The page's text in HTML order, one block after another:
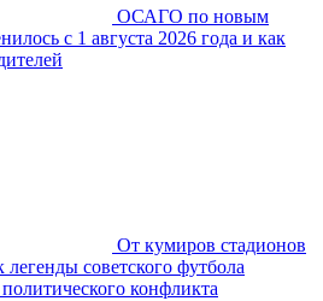
ОСАГО по новым
с 1 августа 2026 года и как
От кумиров стадионов
легенды советского футбола
конфликта